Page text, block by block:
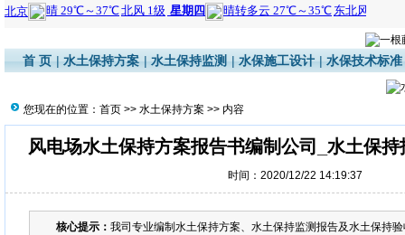
首 页 |水土保持方案 |水土保持监测 |水保施工设计 |水保技术标准
您现在的位置： 首页 >> 水土保持方案 >> 内容
风电场水土保持方案报告书编制公司_水土保
时间：2020/12/22 14:19:37
核心提示： 我司专业编制水土保持方案、水土保持监测报告及水土保持